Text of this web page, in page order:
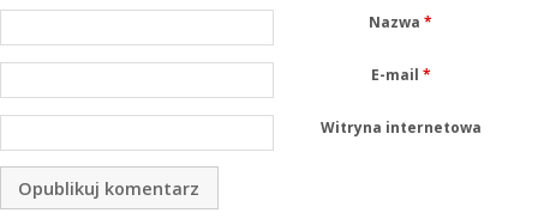
Nazwa*
E-mail *
Witryna internetowa